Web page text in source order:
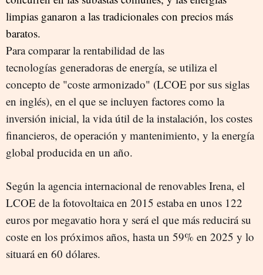
limpias ganaron a las tradicionales con precios más
baratos.
Para comparar la rentabilidad de las
tecnologías generadoras de energía, se utiliza el
concepto de "coste armonizado" (LCOE por sus siglas
en inglés), en el que se incluyen factores como la
inversión inicial, la vida útil de la instalación, los costes
financieros, de operación y mantenimiento, y la energía
global producida en un año.
Según la agencia internacional de renovables Irena, el
LCOE de la fotovoltaica en 2015 estaba en unos 122
euros por megavatio hora y será el que más reducirá su
coste en los próximos años, hasta un 59% en 2025 y lo
situará en 60 dólares.